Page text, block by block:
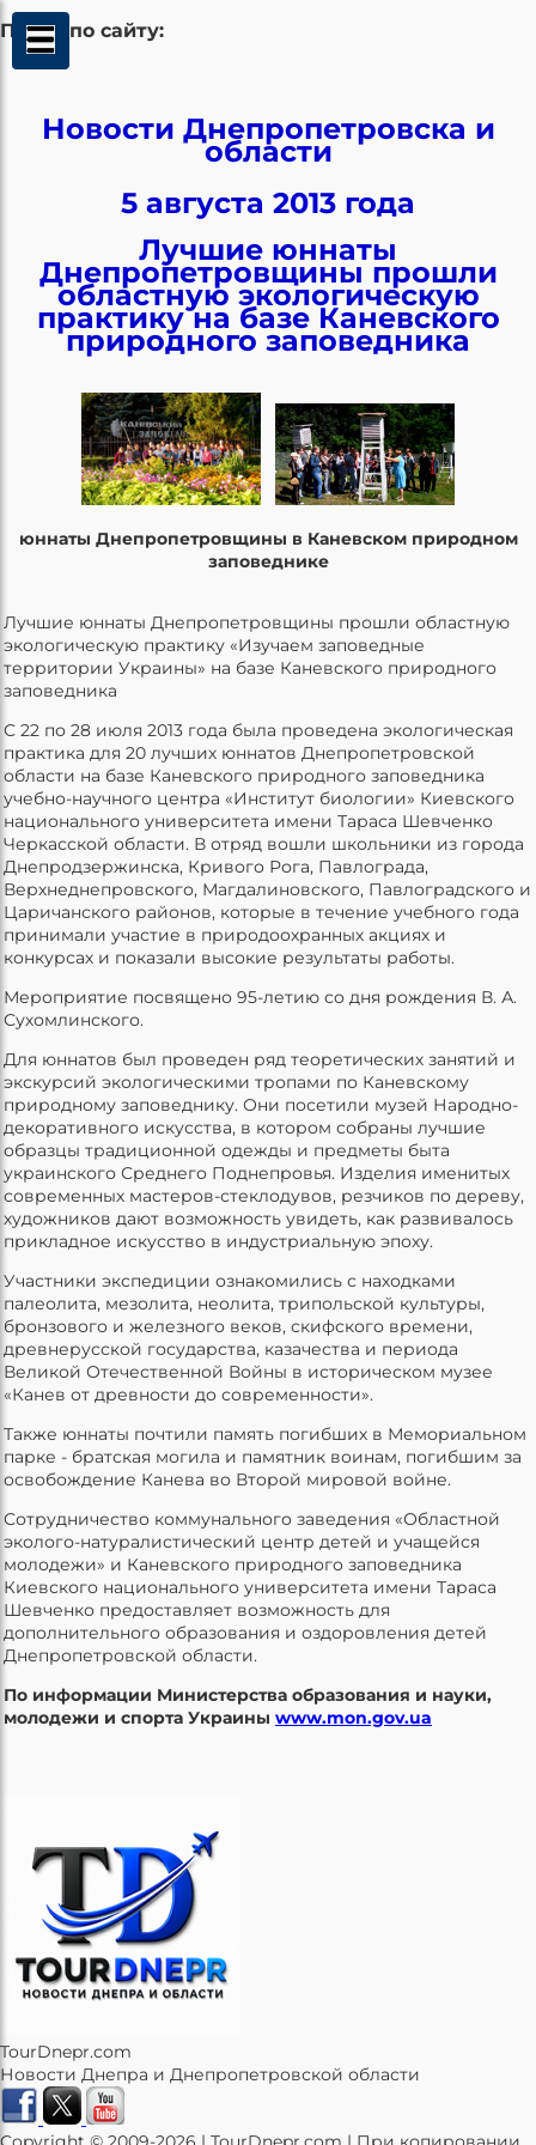
Поиск по сайту:
Новости Днепропетровска и
области
5 августа 2013 года
Лучшие юннаты
Днепропетровщины прошли
областную экологическую
практику на базе Каневского
природного заповедника
юннаты Днепропетровщины в Каневском природном
заповеднике
Лучшие юннаты Днепропетровщины прошли областную
экологическую практику «Изучаем заповедные
территории Украины» на базе Каневского природного
заповедника
С 22 по 28 июля 2013 года была проведена экологическая
практика для 20 лучших юннатов Днепропетровской
области на базе Каневского природного заповедника
учебно-научного центра «Институт биологии» Киевского
национального университета имени Тараса Шевченко
Черкасской области. В отряд вошли школьники из города
Днепродзержинска, Кривого Рога, Павлограда,
Верхнеднепровского, Магдалиновского, Павлоградского и
Царичанского районов, которые в течение учебного года
принимали участие в природоохранных акциях и
конкурсах и показали высокие результаты работы.
Мероприятие посвящено 95-летию со дня рождения В. А.
Сухомлинского.
Для юннатов был проведен ряд теоретических занятий и
экскурсий экологическими тропами по Каневскому
природному заповеднику. Они посетили музей Народно-
декоративного искусства, в котором собраны лучшие
образцы традиционной одежды и предметы быта
украинского Среднего Поднепровья. Изделия именитых
современных мастеров-стеклодувов, резчиков по дереву,
художников дают возможность увидеть, как развивалось
прикладное искусство в индустриальную эпоху.
Участники экспедиции ознакомились с находками
палеолита, мезолита, неолита, трипольской культуры,
бронзового и железного веков, скифского времени,
древнерусской государства, казачества и периода
Великой Отечественной Войны в историческом музее
«Канев от древности до современности».
Также юннаты почтили память погибших в Мемориальном
парке - братская могила и памятник воинам, погибшим за
освобождение Канева во Второй мировой войне.
Сотрудничество коммунального заведения «Областной
эколого-натуралистический центр детей и учащейся
молодежи» и Каневского природного заповедника
Киевского национального университета имени Тараса
Шевченко предоставляет возможность для
дополнительного образования и оздоровления детей
Днепропетровской области.
По информации Министерства образования и науки,
молодежи и спорта Украины www.mon.gov.ua
TourDnepr.com
Новости Днепра и Днепропетровской области